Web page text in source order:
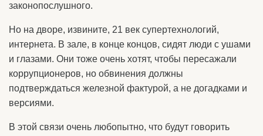
законопослушного.
Но на дворе, извините, 21 век супертехнологий,
интернета. В зале, в конце концов, сидят люди с ушами
и глазами. Они тоже очень хотят, чтобы пересажали
коррупционеров, но обвинения должны
подтверждаться железной фактурой, а не догадками и
версиями.
В этой связи очень любопытно, что будут говорить